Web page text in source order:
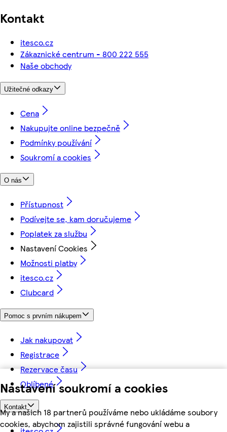
Nastavení soukromí a cookies
My a našich 18 partnerů používáme nebo ukládáme soubory
cookies, abychom zajistili správné fungování webu a
Kontakt
itesco.cz
Zákaznické centrum - 800 222 555
Naše obchody
Užitečné odkazy
Cena
Nakupujte online bezpečně
Podmínky používání
Soukromí a cookies
O nás
Přístupnost
Podívejte se, kam doručujeme
Poplatek za službu
Nastavení Cookies
Možnosti platby
itesco.cz
Clubcard
Pomoc s prvním nákupem
Jak nakupovat
Registrace
Rezervace času
Oblíbené
Kontakt